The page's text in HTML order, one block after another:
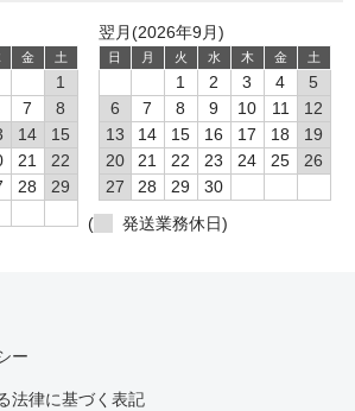
金 土
1
7
8
14
15
21
22
28
29
翌月(2026年9月)
日 月 火 水 木 金 土
1 2 3 4
5
6
7 8 9 10 11
12
13
14 15 16 17 18
19
20
21 22 23 24 25
26
27
28 29
30
(
発送業務休日)
ー
法律に基づく表記